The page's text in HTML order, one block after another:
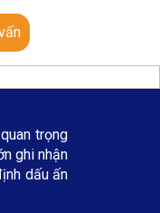
trọng
ghi nhận
dấu ấn